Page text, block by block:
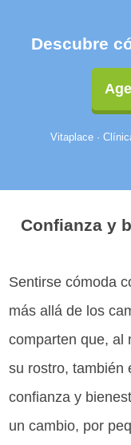
Descubre
Vitaplace ·
Confianza y
Sentirse cómoda
más allá de los
comparten que, al
su rostro, también
confianza y
un cambio, por